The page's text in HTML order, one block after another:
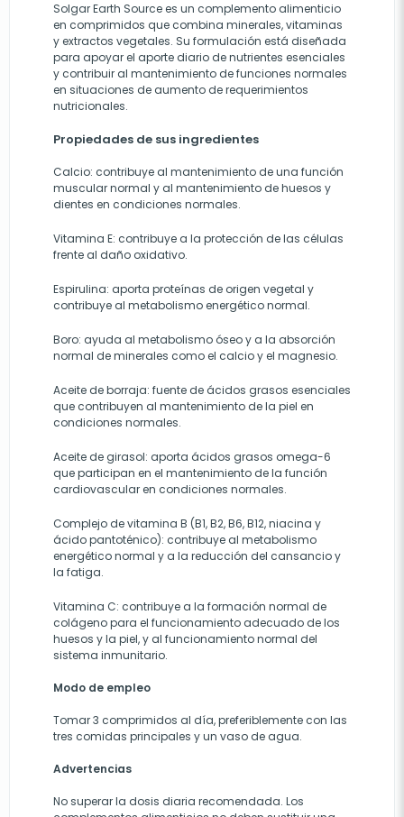
Solgar Earth Source es un complemento alimenticio
en comprimidos que combina minerales, vitaminas
y extractos vegetales. Su formulación está diseñada
para apoyar el aporte diario de nutrientes esenciales
y contribuir al mantenimiento de funciones normales
en situaciones de aumento de requerimientos
nutricionales.
Propiedades de sus ingredientes
Calcio: contribuye al mantenimiento de una función
muscular normal y al mantenimiento de huesos y
dientes en condiciones normales.
Vitamina E: contribuye a la protección de las células
frente al daño oxidativo.
Espirulina: aporta proteínas de origen vegetal y
contribuye al metabolismo energético normal.
Boro: ayuda al metabolismo óseo y a la absorción
normal de minerales como el calcio y el magnesio.
Aceite de borraja: fuente de ácidos grasos esenciales
que contribuyen al mantenimiento de la piel en
condiciones normales.
Aceite de girasol: aporta ácidos grasos omega-6
que participan en el mantenimiento de la función
cardiovascular en condiciones normales.
Complejo de vitamina B (B1, B2, B6, B12, niacina y
ácido pantoténico): contribuye al metabolismo
energético normal y a la reducción del cansancio y
la fatiga.
Vitamina C: contribuye a la formación normal de
colágeno para el funcionamiento adecuado de los
huesos y la piel, y al funcionamiento normal del
sistema inmunitario.
Modo de empleo
Tomar 3 comprimidos al día, preferiblemente con las
tres comidas principales y un vaso de agua.
Advertencias
No superar la dosis diaria recomendada. Los